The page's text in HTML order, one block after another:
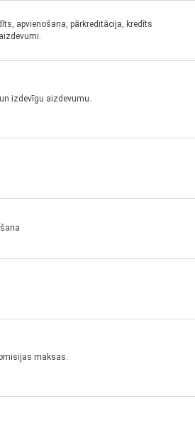
apvienošana, pārkreditācija, kredīts
izdevīgu aizdevumu.
maksas.